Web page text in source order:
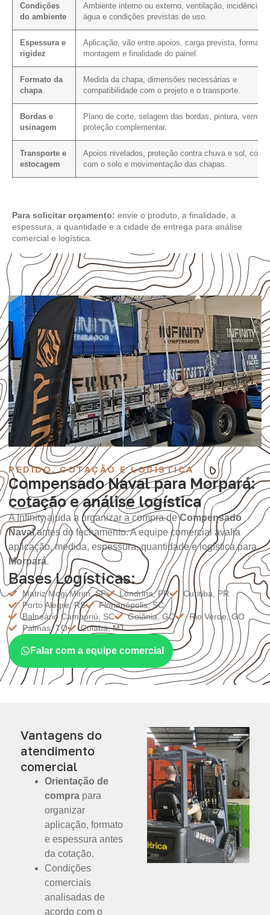
Condições
do ambiente
Ambiente interno ou externo, ventilação, incidência
água e condições previstas de uso.
Espessura e
rigidez
Aplicação, vão entre apoios, carga prevista, forma de
montagem e finalidade do painel.
Formato da
chapa
Medida da chapa, dimensões necessárias e
compatibilidade com o projeto e o transporte.
Bordas e
usinagem
Plano de corte, selagem das bordas, pintura, verniz
proteção complementar.
Transporte e
estocagem
Apoios nivelados, proteção contra chuva e sol,
com o solo e movimentação das chapas.
Para solicitar orçamento: envie o produto, a finalidade, a
espessura, a quantidade e a cidade de entrega para análise
comercial e logística.
PEDIDO, COTAÇÃO E LOGÍSTICA
Compensado Naval para Morpará:
cotação e análise logística
A Infinity ajuda a organizar a compra deCompensado
Navalantes do fechamento. A equipe comercial avalia
aplicação, medida, espessura, quantidade e logística para
Morpará.
Bases Logísticas:
Matriz Mogi Mirim, SP Londrina, PR
Curitiba, PR
Porto Alegre, RS
Florianópolis, SC
Balneário Camboriú, SC
Goiânia, GO
Rio Verde, GO
Palmas, TO
Cuiabá, MT
Falar com a equipe comercial
Vantagens do
atendimento
comercial
Orientação de
compra para
organizar
aplicação, formato
e espessura antes
da cotação.
Condições
comerciais
analisadas de
acordo com o